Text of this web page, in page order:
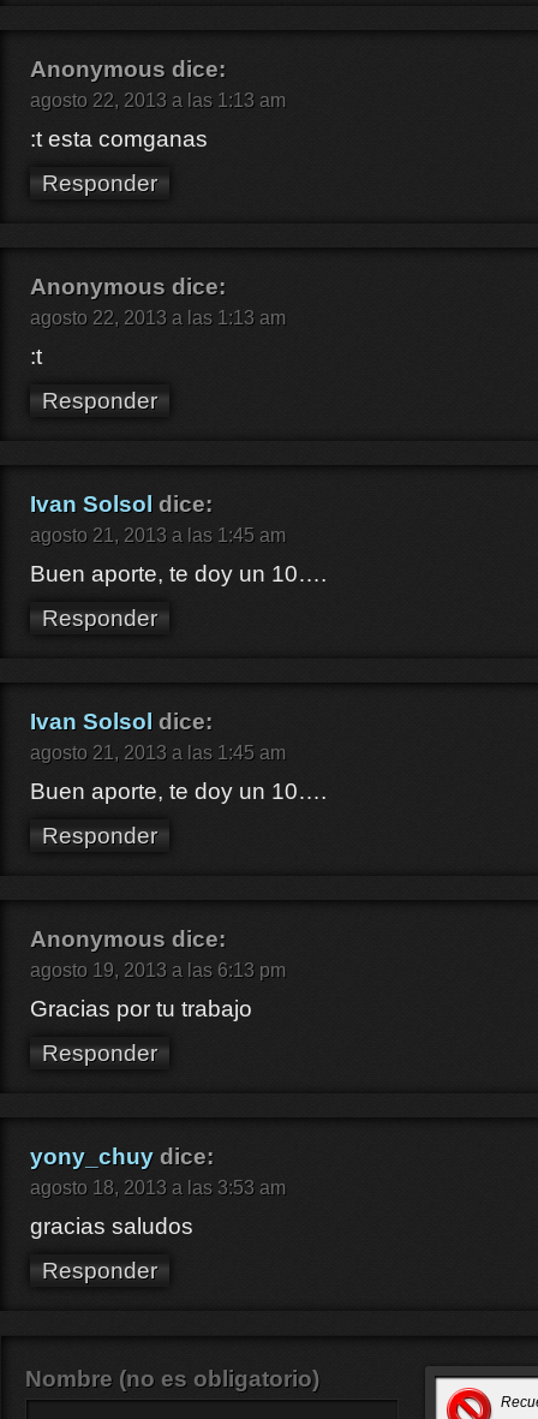
Anonymous dice:
agosto 22, 2013 a las 1:13 am
:t esta comganas
Responder
Anonymous dice:
agosto 22, 2013 a las 1:13 am
:t
Responder
Ivan Solsol dice:
agosto 21, 2013 a las 1:45 am
Buen aporte, te doy un 10….
Responder
Ivan Solsol dice:
agosto 21, 2013 a las 1:45 am
Buen aporte, te doy un 10….
Responder
Anonymous dice:
agosto 19, 2013 a las 6:13 pm
Gracias por tu trabajo
Responder
yony_chuy dice:
agosto 18, 2013 a las 3:53 am
gracias saludos
Responder
Nombre (no es obligatorio)